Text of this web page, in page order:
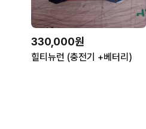
330,000원
힐티뉴런 (충전기 +베터리)